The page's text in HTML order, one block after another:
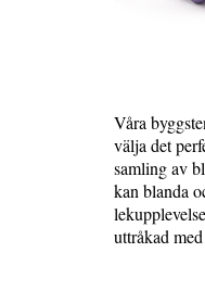
Våra
välja det
samling av
kan blanda
uttråkad